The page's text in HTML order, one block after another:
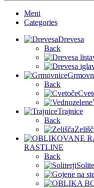
Meni
Categories
Drevesa
Back
Back
Trajnice
Back
RASTLINE
Back